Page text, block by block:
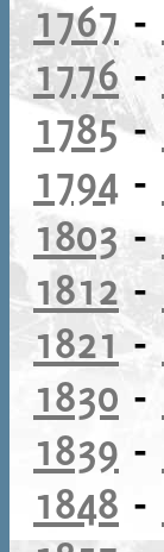
1767 -
1776 -
1785-
1794 -
1803-
1812-
1821-
1830 -
1839 -
1848 -